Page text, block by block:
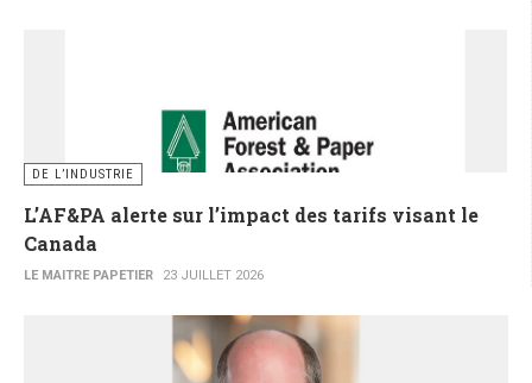
DE L’INDUSTRIE
L’AF&PA alerte sur l’impact des tarifs visant le
Canada
LE MAITRE PAPETIER 23 JUILLET 2026